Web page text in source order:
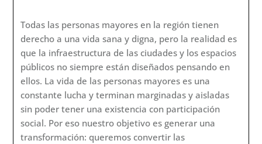
Todas las personas mayores en la región tienen
derecho a una vida sana y digna, pero la realidad es
que la infraestructura de las ciudades y los espacios
públicos no siempre están diseñados pensando en
ellos. La vida de las personas mayores es una
constante lucha y terminan marginadas y aisladas
sin poder tener una existencia con participación
social. Por eso nuestro objetivo es generar una
transformación: queremos convertir las